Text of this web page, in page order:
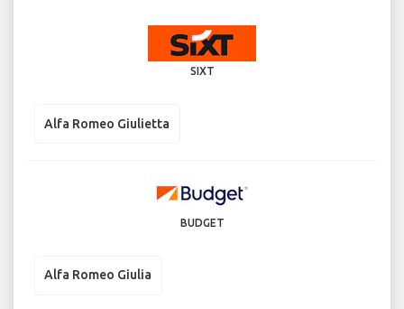
SIXT
Alfa Romeo Giulietta
BUDGET
Alfa Romeo Giulia